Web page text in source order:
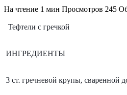
На чтение 1 мин Просмотров 245
Тефтели с гречкой
ИНГРЕДИЕНТЫ
3 ст. гречневой крупы, сваренной